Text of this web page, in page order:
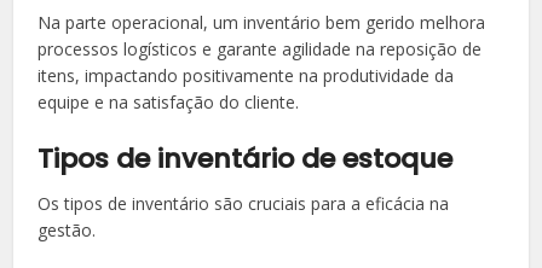
Na parte operacional, um inventário bem gerido melhora
processos logísticos e garante agilidade na reposição de
itens, impactando positivamente na produtividade da
equipe e na satisfação do cliente.
Tipos de inventário de estoque
Os tipos de inventário são cruciais para a eficácia na
gestão.